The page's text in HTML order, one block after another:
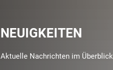
NEUIGKEITEN
Aktuelle Nachrichten im Überblick